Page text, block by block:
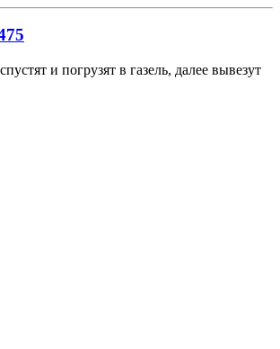
и погрузят в газель, далее вывезут